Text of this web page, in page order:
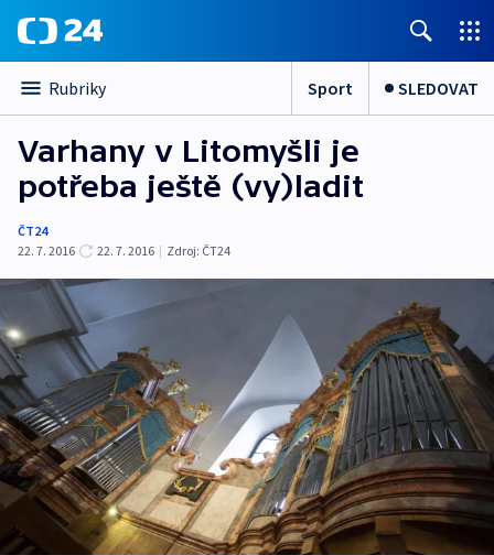
Rubriky Sport SLEDOVAT
Varhany v Litomyšli je
potřeba ještě (vy)ladit
ČT24
22. 7. 2016
22. 7. 2016 | Zdroj: ČT24